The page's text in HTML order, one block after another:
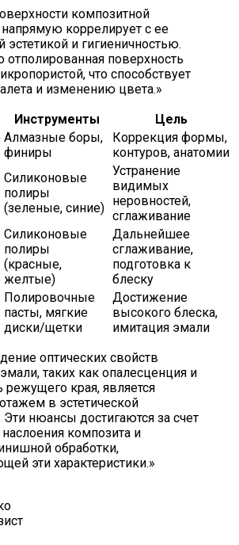
композитной
коррелирует с ее
эстетикой и гигиеничностью.
отполированная поверхность
что способствует
и изменению цвета.»
Инструменты
Цель
Алмазные боры,
финиры
Коррекция формы,
контуров, анатомии
Силиконовые
полиры
(зеленые, синие)
Устранение
видимых
неровностей,
сглаживание
Силиконовые
полиры
(красные,
желтые)
Дальнейшее
сглаживание,
подготовка к
блеску
Полировочные
пасты, мягкие
диски/щетки
Достижение
высокого блеска,
имитация эмали
оптических свойств
таких как опалесценция и
режущего края, является
в эстетической
Эти нюансы достигаются за счет
композита и
обработки,
эти характеристики.»